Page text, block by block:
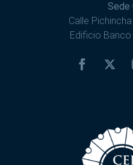
Sede
Calle
Edificio